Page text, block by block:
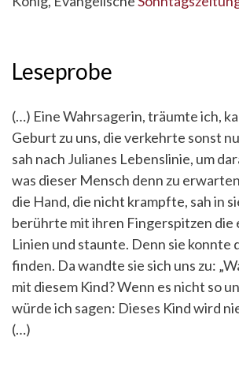
Leseprobe
(…) Eine Wahrsagerin, träumte ich,
Geburt zu uns, die verkehrte sonst
sah nach Julianes Lebenslinie, um
was dieser Mensch denn zu
die Hand, die nicht krampfte, sah in
berührte mit ihren Fingerspitzen die
Linien und staunte. Denn sie konnte
finden. Da wandte sie sich uns zu:
mit diesem Kind? Wenn es nicht so
würde ich sagen: Dieses Kind wird
(…)